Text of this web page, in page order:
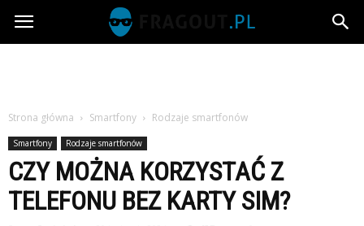
Fragout.pl
Strona główna Smartfony Rodzaje smartfonów
Smartfony Rodzaje smartfonów
CZY MOŻNA KORZYSTAĆ Z
TELEFONU BEZ KARTY SIM?